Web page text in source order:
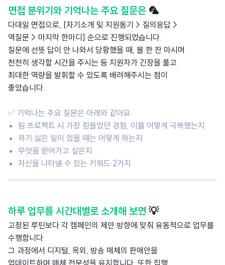
면접 분위기와 기억나는 주요 질문은 🦜
다대일 면접으로, [자기소개 및 지원동기 > 질의응답 >
역질문 > 마지막 한마디] 순으로 진행되었습니다.
질문에 선뜻 답이 안 나와서 당황했을 때, 물 한 잔 마시며
천천히 생각할 시간을 주시는 등 지원자가 긴장을 풀고
최대한 역량을 발휘할 수 있도록 배려해주시는 점이
좋았습니다.
✅ 기억나는 주요 질문은 아래와 같아요.
팀 프로젝트 시 가장 힘들었던 경험, 이를 어떻게 극복했는지
하기 싫은 일이 있을 때는 어떻게 하는지
무엇을 얻어가고 싶은지
자신을 나타낼 수 있는 키워드 2가지
하루 업무를 시간대별로 소개해 보면 💡
고정된 루틴보다 각 캠페인의 제안 방향에 맞춰 유동적으로 업무를
수행합니다.
그 과정에서 디지털, 옥외, 방송 매체의 판매안을
업데이트하며 매체 전문성을 유지합니다. 또한 집행